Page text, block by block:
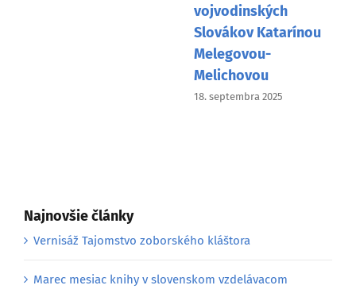
vojvodinských
Slovákov Katarínou
Melegovou-
Melichovou
18. septembra 2025
Najnovšie články
Vernisáž Tajomstvo zoborského kláštora
Marec mesiac knihy v slovenskom vzdelávacom